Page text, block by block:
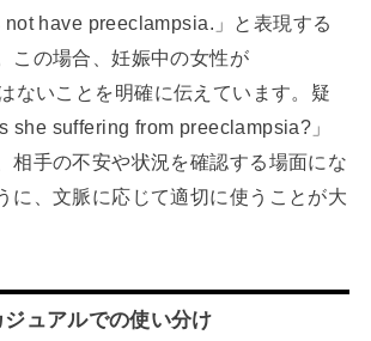
have preeclampsia.」と表現する
この場合、妊娠中の女性が
ないことを明確に伝えています。疑
she suffering from preeclampsia?」
相手の不安や状況を確認する場面にな
に、文脈に応じて適切に使うことが大
ュアルでの使い分け